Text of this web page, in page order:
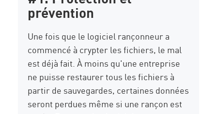
prévention
Une fois que le logiciel rançonneur a
commencé à crypter les fichiers, le mal
est déjà fait. À moins qu'une entreprise
ne puisse restaurer tous les fichiers à
partir de sauvegardes, certaines données
seront perdues même si une rançon est